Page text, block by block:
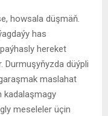
howsala düşmäň.
has
hereket
Durmuşyňyzda düýpli
maslahat
kadalaşmagy
meseleler üçin